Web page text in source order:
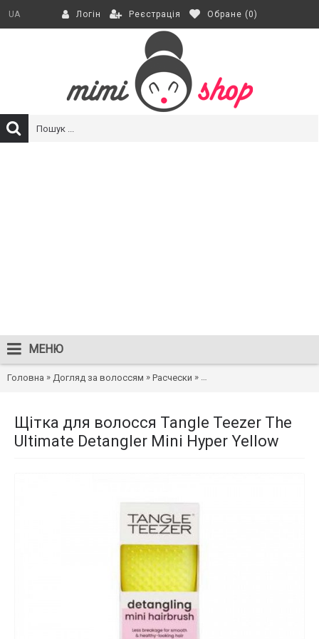
UA Логін Реєстрація Обране (0)
МЕНЮ
Головна » Догляд за волоссям » Расчески » Щітка для волосся Tangle
Щітка для волосся Tangle Teezer The
Ultimate Detangler Mini Hyper Yellow